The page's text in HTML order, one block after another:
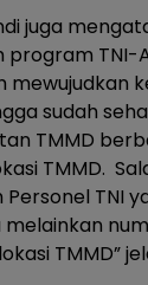
juga
program TNI-
mewujudkan
sudah
TMMD
TMMD.
Personel TNI
TMMD”